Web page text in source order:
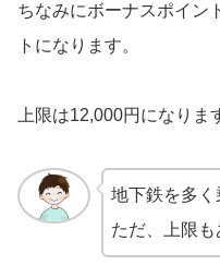
ちなみにボーナスポイン
トになります。
上限は12,000円になりま
地下鉄を多く
ただ、上限も